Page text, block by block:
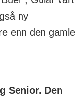
ny
enn den gamle
Senior. Den